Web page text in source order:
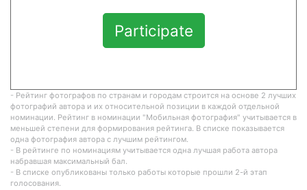
Participate
- Рейтинг фотографов по странам и городам строится на основе 2 лучших
фотографий автора и их относительной позиции в каждой отдельной
номинации. Рейтинг в номинации "Мобильная фотография" учитывается в
меньшей степени для формирования рейтинга. В списке показывается
одна фотография автора с лучшим рейтингом.
- В рейтинге по номинациям учитывается одна лучшая работа автора
набравшая максимальный бал.
- В списке опубликованы только работы которые прошли 2-й этап
голосования.